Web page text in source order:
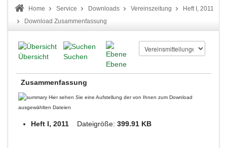
Home Service Downloads Vereinszeitung
Heft I, 2011
Download Zusammenfassung
Übersicht
Suchen
Ebene
Zusammenfassung
Hier sehen Sie eine Aufstellung der von Ihnen zum Download
ausgewählten Dateien
Heft I, 2011 Dateigröße: 399.91 KB